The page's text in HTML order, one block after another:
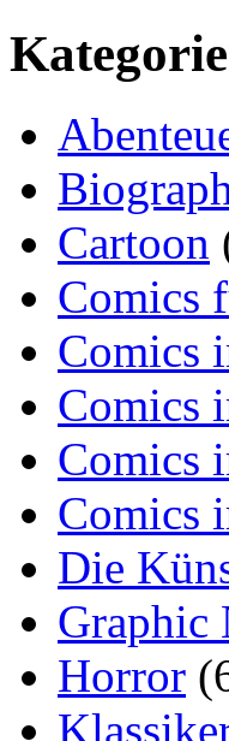
Cartoon
Comics
Comics
Comics
Comics
Comics
Die
Graphic
Horror